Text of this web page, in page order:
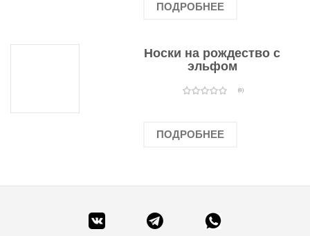
ПОДРОБНЕЕ
Носки на рождество с
эльфом
(0)
ПОДРОБНЕЕ